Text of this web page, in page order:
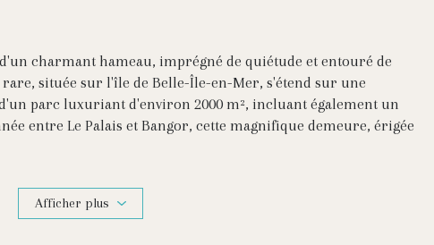
charmant hameau, imprégné de quiétude et entouré de
située sur l'île de Belle-Île-en-Mer, s'étend sur une
parc luxuriant d'environ 2000 m², incluant également un
entre Le Palais et Bangor, cette magnifique demeure, érigée
un lieu parfait pour recevoir des clients en chambre
une harmonie fluide entre les différentes pièces du rez-de-
Afficher plus